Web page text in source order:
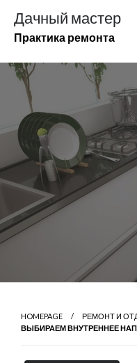
содержимому
Дачный мастер
Практика ремонта
HOMEPAGE
РЕМОНТ И
ВЫБИРАЕМ ВНУТРЕННЕЕ